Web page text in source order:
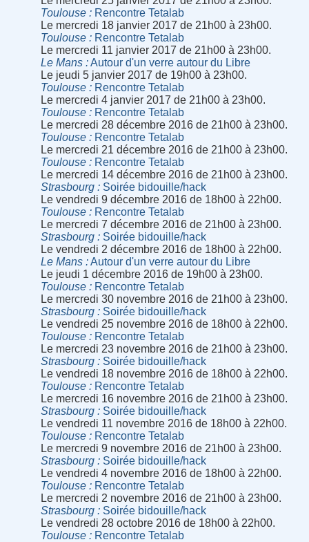
Toulouse
Rencontre Tetalab
Le mercredi 18 janvier 2017 de 21h00 à 23h00.
Toulouse
Rencontre Tetalab
Le mercredi 11 janvier 2017 de 21h00 à 23h00.
Le Mans
Autour d'un verre autour du Libre
Le jeudi 5 janvier 2017 de 19h00 à 23h00.
Toulouse
Rencontre Tetalab
Le mercredi 4 janvier 2017 de 21h00 à 23h00.
Toulouse
Rencontre Tetalab
Le mercredi 28 décembre 2016 de 21h00 à 23h00.
Toulouse
Rencontre Tetalab
Le mercredi 21 décembre 2016 de 21h00 à 23h00.
Toulouse
Rencontre Tetalab
Le mercredi 14 décembre 2016 de 21h00 à 23h00.
Strasbourg
Soirée bidouille/hack
Le vendredi 9 décembre 2016 de 18h00 à 22h00.
Toulouse
Rencontre Tetalab
Le mercredi 7 décembre 2016 de 21h00 à 23h00.
Strasbourg
Soirée bidouille/hack
Le vendredi 2 décembre 2016 de 18h00 à 22h00.
Le Mans
Autour d'un verre autour du Libre
Le jeudi 1 décembre 2016 de 19h00 à 23h00.
Toulouse
Rencontre Tetalab
Le mercredi 30 novembre 2016 de 21h00 à 23h00.
Strasbourg
Soirée bidouille/hack
Le vendredi 25 novembre 2016 de 18h00 à 22h00.
Toulouse
Rencontre Tetalab
Le mercredi 23 novembre 2016 de 21h00 à 23h00.
Strasbourg
Soirée bidouille/hack
Le vendredi 18 novembre 2016 de 18h00 à 22h00.
Toulouse
Rencontre Tetalab
Le mercredi 16 novembre 2016 de 21h00 à 23h00.
Strasbourg
Soirée bidouille/hack
Le vendredi 11 novembre 2016 de 18h00 à 22h00.
Toulouse
Rencontre Tetalab
Le mercredi 9 novembre 2016 de 21h00 à 23h00.
Strasbourg
Soirée bidouille/hack
Le vendredi 4 novembre 2016 de 18h00 à 22h00.
Toulouse
Rencontre Tetalab
Le mercredi 2 novembre 2016 de 21h00 à 23h00.
Strasbourg
Soirée bidouille/hack
Le vendredi 28 octobre 2016 de 18h00 à 22h00.
Toulouse
Rencontre Tetalab